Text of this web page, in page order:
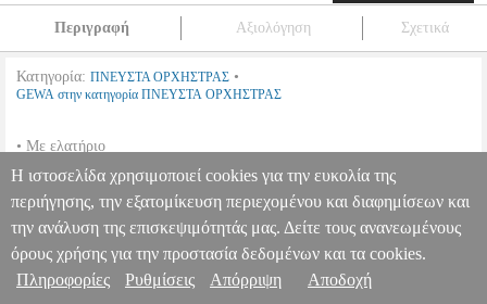
Περιγραφή Αξιολόγηση Σχετικά
Κατηγορία: ΠΝΕΥΣΤΑ ΟΡΧΗΣΤΡΑΣ •
GEWA στην κατηγορία ΠΝΕΥΣΤΑ ΟΡΧΗΣΤΡΑΣ
• Με ελατήριο
GEWA ΒΑΣΗ ΓΙΑ ΦΥΣΑΡΜΟΝΙΚΑ WALTHER MSC.200095
MSC.200095
GEWA GEWA ΠΝΕΥΣΤΑ ΟΡΧΗΣΤΡΑΣ Κατηγορία:
ΠΝΕΥΣΤΑ ΟΡΧΗΣΤΡΑΣ •GEWA στην κατηγορία
ΠΝΕΥΣΤΑ ΟΡΧΗΣΤΡΑΣ • Με ελατήριο GEWA ΒΑΣΗ ΓΙΑ
ΦΥΣΑΡΜΟΝΙΚΑ WALTHER
6.90
Πληροφορίες & Υπηρεσίες >
Η ιστοσελίδα χρησιμοποιεί cookies για την ευκολία της
περιήγησης, την εξατομίκευση περιεχομένου και διαφημίσεων και
την ανάλυση της επισκεψιμότητάς μας. Δείτε τους ανανεωμένους
όρους χρήσης για την προστασία δεδομένων και τα cookies.
Πληροφορίες
Ρυθμίσεις Απόρριψη Αποδοχή